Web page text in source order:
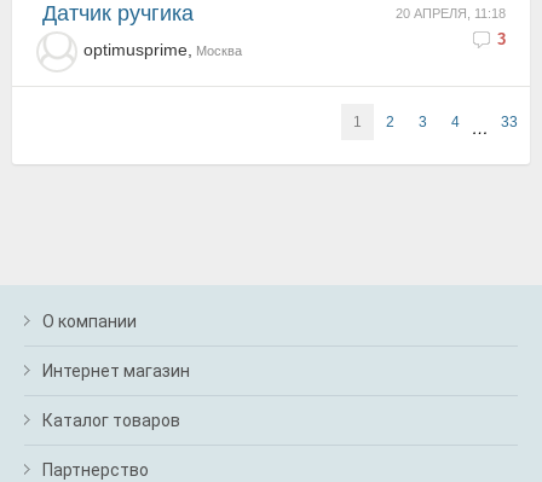
20 АПРЕЛЯ, 11:18
3
Датчик ручгика
optimusprime, Москва
1 2 3 4 … 33
О компании
Интернет магазин
Каталог товаров
Партнерство